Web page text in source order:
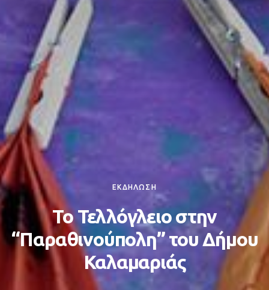
ΕΚΔΗΛΩΣΗ
Το Τελλόγλειο στην
“Παραθινούπολη” του Δήμου
Καλαμαριάς